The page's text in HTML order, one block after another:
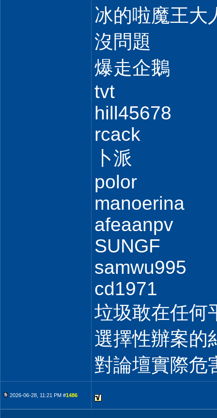
冰的啦魔王大
沒問題
爆走企鵝
tvt
hill45678
rcack
卜派
polor
manoerina
afeaanpv
SUNGF
samwu995
cd1971
垃圾敢在任何
選擇性辦案的
對論壇實際危
2026-06-28, 11:21 PM #1486